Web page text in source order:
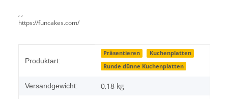
, ,
https://funcakes.com/
Produktart:
Präsentieren
Kuchenplatten
Runde dünne Kuchenplatten
Versandgewicht: 0,18 kg